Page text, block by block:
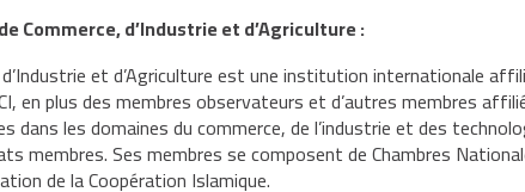
Commerce, d’Industrie et d’Agriculture :
et d’Agriculture est une institutioninternationale
en plus des membres observateurs et d’autres membres
dans les domaines du commerce, de l’industrie et des
membres. Ses membres se composent de Chambres
de laCoopération Islamique.